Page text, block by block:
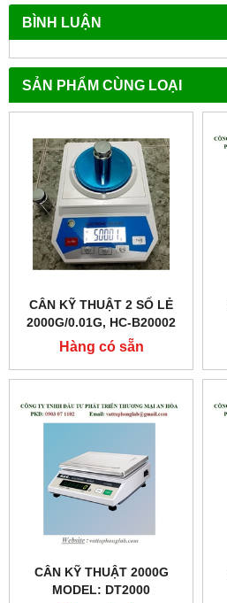
BÌNH LUẬN
SẢN PHẨM CÙNG LOẠI
CÂN KỸ THUẬT 2 SỐ LẺ
2000G/0.01G, HC-B20002
HÃNG LABEX- ANH
Hàng có sẵn
CÂN KỸ THUẬT 2000G
MODEL: DT2000